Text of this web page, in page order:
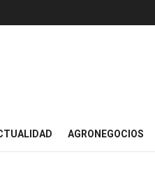
AGRONEGOCIOS